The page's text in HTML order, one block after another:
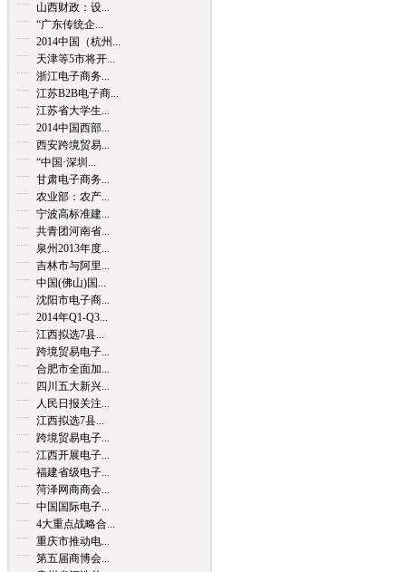
山西财政：设...
“广东传统企...
2014中国（杭州...
天津等5市将开...
浙江电子商务...
江苏B2B电子商...
江苏省大学生...
2014中国西部...
西安跨境贸易...
“中国·深圳...
甘肃电子商务...
农业部：农产...
宁波高标准建...
共青团河南省...
泉州2013年度...
吉林市与阿里...
中国(佛山)国...
沈阳市电子商...
2014年Q1-Q3...
江西拟选7县...
跨境贸易电子...
合肥市全面加...
四川五大新兴...
人民日报关注...
江西拟选7县...
跨境贸易电子...
江西开展电子...
福建省级电子...
菏泽网商商会...
中国国际电子...
4大重点战略合...
重庆市推动电...
第五届商博会...